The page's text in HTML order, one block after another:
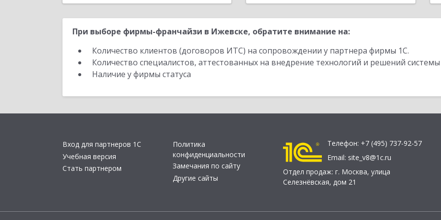
При выборе фирмы-франчайзи в Ижевске, обратите внимание на:
Количество клиентов (договоров ИТС) на сопровождении у партнера фирмы 1С.
Количество специалистов, аттестованных на внедрение технологий и решений
Наличие у фирмы статуса
Вход для партнеров 1С
Учебная версия
Стать партнером
Политика
конфиденциальности
Замечания по сайту
Другие сайты
Телефон: +7 (495) 737-92-57
Email: site_v8@1c.ru
Отдел продаж: г. Москва, улица
Селезнёвская, дом 21